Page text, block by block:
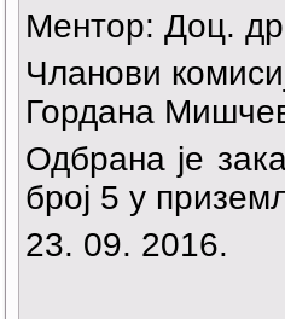
Ментор: Доц.
Чланови
Гордана
Одбрана је
број 5 у
23. 09. 2016.